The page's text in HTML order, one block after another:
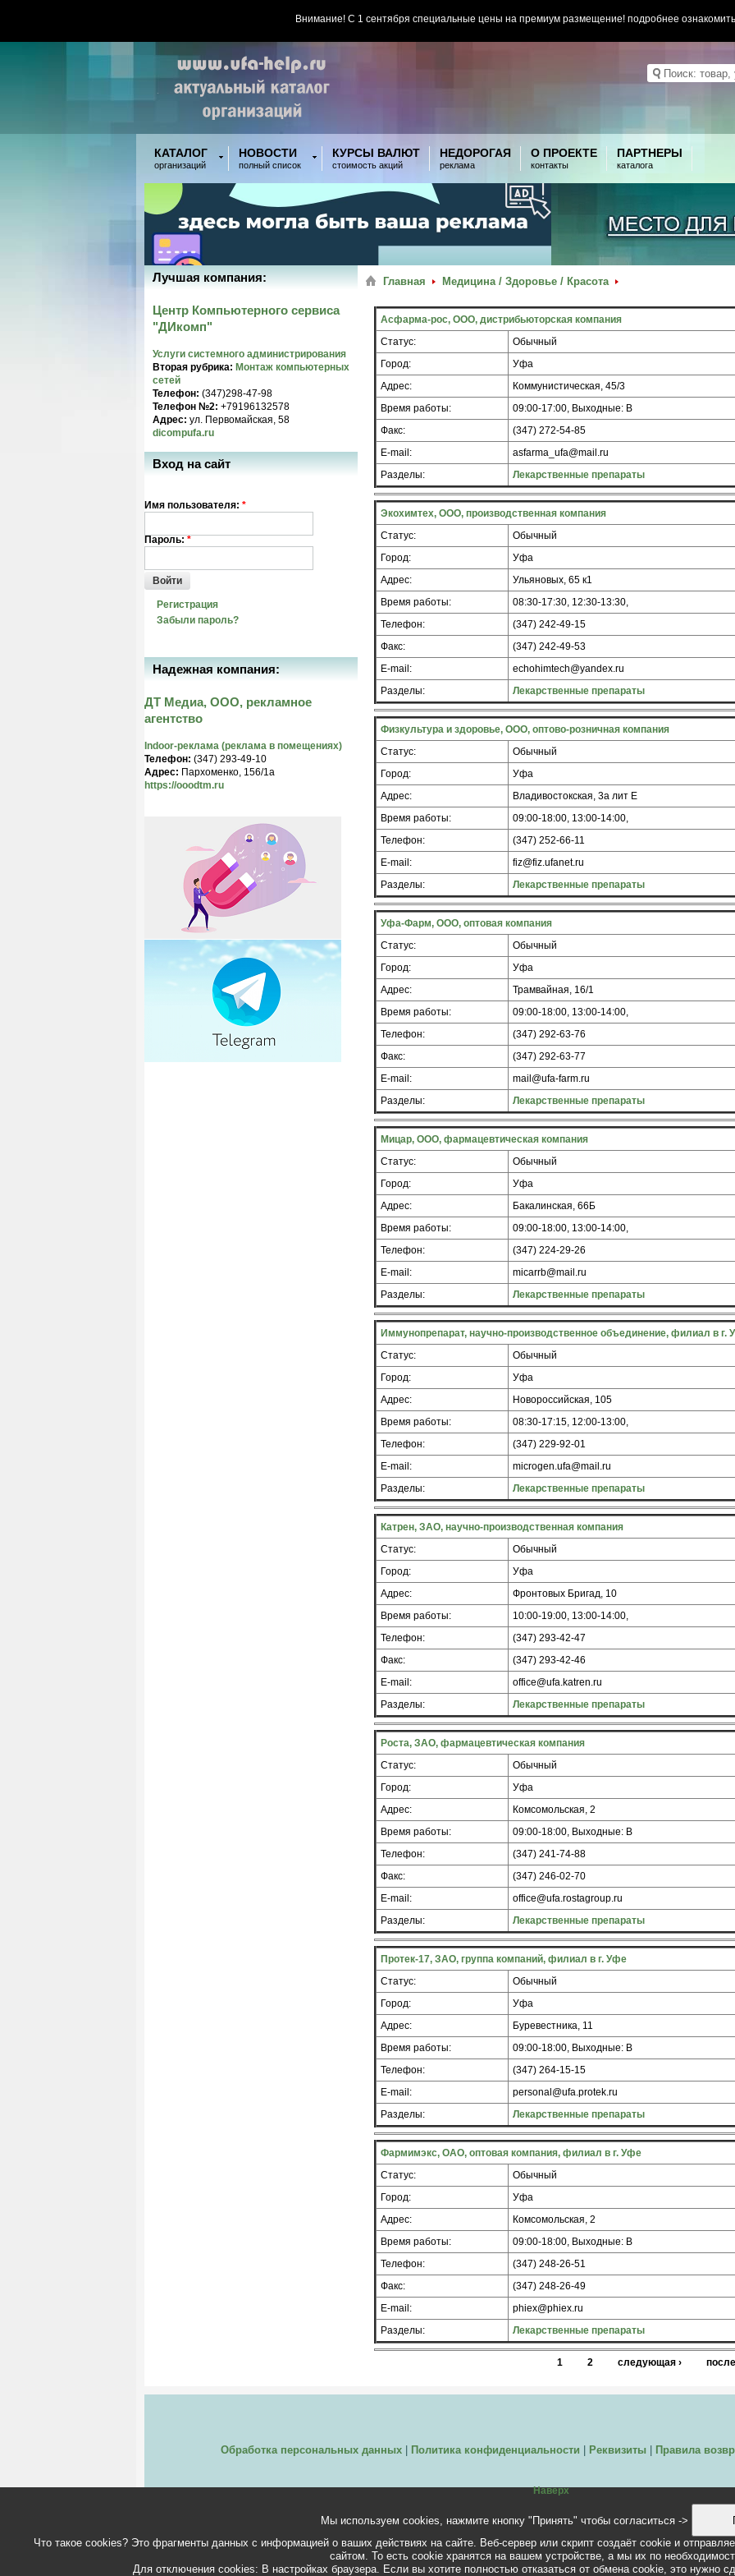
Внимание! С 1 сентября специальные цены на премиум размещение! подробнее
КАТАЛОГ
организаций
НОВОСТИ
полный список
КУРСЫ ВАЛЮТ
стоимость акций
НЕДОРОГАЯ
реклама
О ПРОЕКТЕ
контакты
ПАРТНЕРЫ
каталога
Главная Медицина / Здоровье / Красота
Асфарма-рос, ООО, дистрибьюторская компания
Статус:
Обычный
Город:
Уфа
Адрес:
Коммунистическая, 45/3
Время работы:
09:00-17:00, Выходные: В
Факс:
(347) 272-54-85
E-mail:
asfarma_ufa@mail.ru
Разделы:
Лекарственные препараты
Экохимтех, ООО, производственная компания
Статус:
Обычный
Город:
Уфа
Адрес:
Ульяновых, 65 к1
Время работы:
08:30-17:30, 12:30-13:30,
Телефон:
(347) 242-49-15
Факс:
(347) 242-49-53
E-mail:
echohimtech@yandex.ru
Разделы:
Лекарственные препараты
Физкультура и здоровье, ООО, оптово-розничная компания
Статус:
Обычный
Город:
Уфа
Адрес:
Владивостокская, 3а лит Е
Время работы:
09:00-18:00, 13:00-14:00,
Телефон:
(347) 252-66-11
E-mail:
fiz@fiz.ufanet.ru
Разделы:
Лекарственные препараты
Уфа-Фарм, ООО, оптовая компания
Статус:
Обычный
Город:
Уфа
Адрес:
Трамвайная, 16/1
Время работы:
09:00-18:00, 13:00-14:00,
Телефон:
(347) 292-63-76
Факс:
(347) 292-63-77
E-mail:
mail@ufa-farm.ru
Разделы:
Лекарственные препараты
Мицар, ООО, фармацевтическая компания
Статус:
Обычный
Город:
Уфа
Адрес:
Бакалинская, 66Б
Время работы:
09:00-18:00, 13:00-14:00,
Телефон:
(347) 224-29-26
E-mail:
micarrb@mail.ru
Разделы:
Лекарственные препараты
Иммунопрепарат, научно-производственное объединение, филиал в г.
Статус:
Обычный
Город:
Уфа
Адрес:
Новороссийская, 105
Время работы:
08:30-17:15, 12:00-13:00,
Телефон:
(347) 229-92-01
E-mail:
microgen.ufa@mail.ru
Разделы:
Лекарственные препараты
Катрен, ЗАО, научно-производственная компания
Статус:
Обычный
Город:
Уфа
Адрес:
Фронтовых Бригад, 10
Время работы:
10:00-19:00, 13:00-14:00,
Телефон:
(347) 293-42-47
Факс:
(347) 293-42-46
E-mail:
office@ufa.katren.ru
Разделы:
Лекарственные препараты
Роста, ЗАО, фармацевтическая компания
Статус:
Обычный
Город:
Уфа
Адрес:
Комсомольская, 2
Время работы:
09:00-18:00, Выходные: В
Телефон:
(347) 241-74-88
Факс:
(347) 246-02-70
E-mail:
office@ufa.rostagroup.ru
Разделы:
Лекарственные препараты
Протек-17, ЗАО, группа компаний, филиал в г. Уфе
Статус:
Обычный
Город:
Уфа
Адрес:
Буревестника, 11
Время работы:
09:00-18:00, Выходные: В
Телефон:
(347) 264-15-15
E-mail:
personal@ufa.protek.ru
Разделы:
Лекарственные препараты
Фармимэкс, ОАО, оптовая компания, филиал в г. Уфе
Статус:
Обычный
Город:
Уфа
Адрес:
Комсомольская, 2
Время работы:
09:00-18:00, Выходные: В
Телефон:
(347) 248-26-51
Факс:
(347) 248-26-49
E-mail:
phiex@phiex.ru
Разделы:
Лекарственные препараты
1 2 следующая ›
Лучшая компания:
Центр Компьютерного сервиса
"ДИкомп"
Услуги системного администрирования
Вторая рубрика: Монтаж компьютерных
сетей
Телефон: (347)298-47-98
Телефон №2: +79196132578
Адрес: ул. Первомайская, 58
dicompufa.ru
Вход на сайт
Имя пользователя: *
Пароль: *
Войти
Регистрация
Забыли пароль?
Надежная компания:
ДТ Медиа, ООО, рекламное
агентство
Indoor-реклама (реклама в помещениях)
Телефон: (347) 293-49-10
Адрес: Пархоменко, 156/1а
https://ooodtm.ru
Обработка персональных данных| Политика конфиденциальности Реквизиты| Правила
Наверх
Мы используем cookies, нажмите кнопку "Принять" чтобы согласиться ->
Что такое cookies? Это фрагменты данных с информацией о ваших действиях на сайте. Веб-сервер или скрипт создаёт cookie и
сайтом. То есть cookie хранятся на вашем устройстве, а мы их по
Для отключения cookies: В настройках браузера. Если вы хотите полностью отказаться от обмена cookie, это нужно